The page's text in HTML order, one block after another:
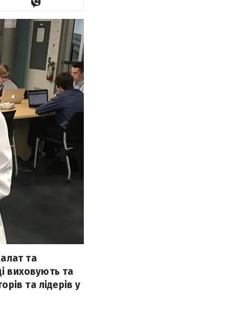
та
виховують та
та лідерів у